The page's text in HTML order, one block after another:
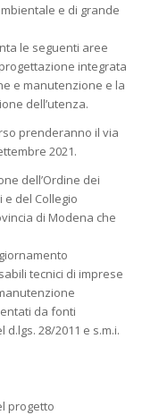
e di grande
le seguenti aree
integrata
e manutenzione e la
dell’utenza.
prenderanno il via
2021.
dell’Ordine dei
e del Collegio
di Modena che
tecnici di imprese
da fonti
d.lgs. 28/2011 e s.m.i.
progetto